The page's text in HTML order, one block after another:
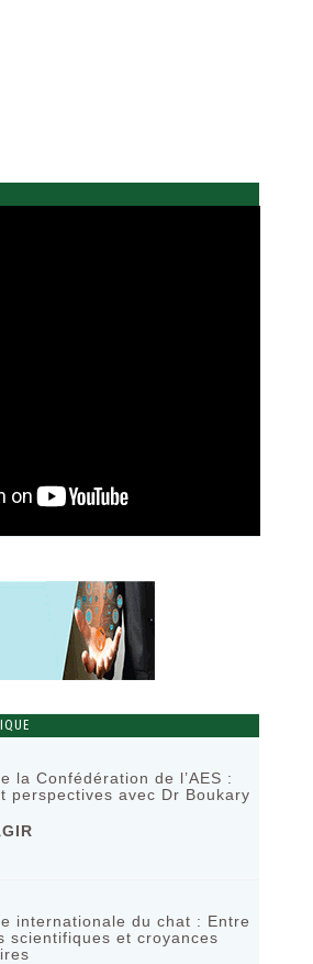
la Confédération de l’AES :
perspectives avec Dr Boukary
internationale du chat : Entre
scientifiques et croyances